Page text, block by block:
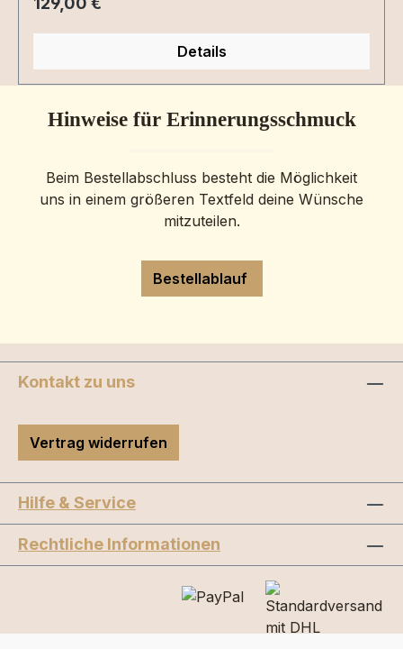
Details
Hinweise für Erinnerungsschmuck
Beim Bestellabschluss besteht die Möglichkeit
uns in einem größeren Textfeld deine Wünsche
mitzuteilen.
Bestellablauf
Kontakt zu uns
Vertrag widerrufen
Hilfe & Service
Rechtliche Informationen